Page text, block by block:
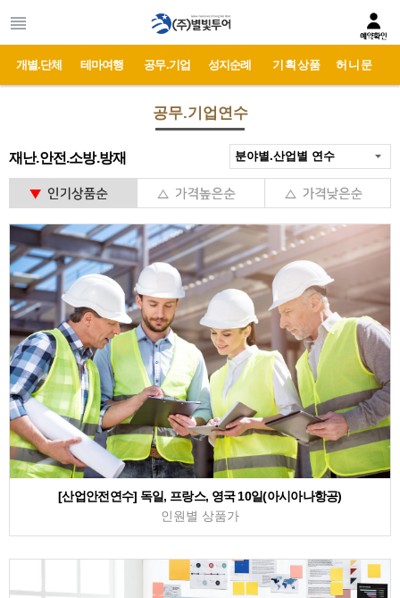
개별.단체 테마여행 공무.기업 성지순례 기획상품 허니문
공무.기업연수
재난.안전.소방.방재
[산업안전연수] 독일, 프랑스, 영국 10일(아시아나항공)
인원별 상품가